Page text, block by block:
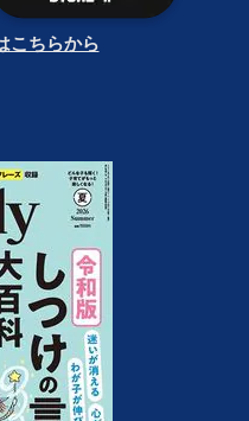
こちらから